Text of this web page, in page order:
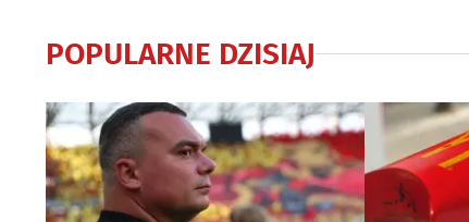
POPULARNE DZISIAJ